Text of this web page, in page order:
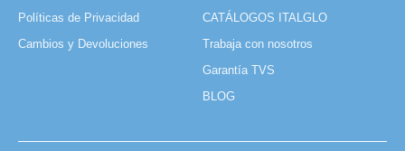
Políticas de Privacidad
Cambios y Devoluciones
CATÁLOGOS ITALGLO
Trabaja con nosotros
Garantía TVS
BLOG